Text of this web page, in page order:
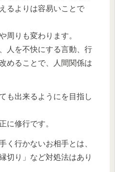
るよりは容易いことで
周りも変わります。
人を不快にする言動、行
めることで、人間関係は
も出来るようにを目指し
に修行です。
く行かないお相手とは、
切り」など対処法はあり